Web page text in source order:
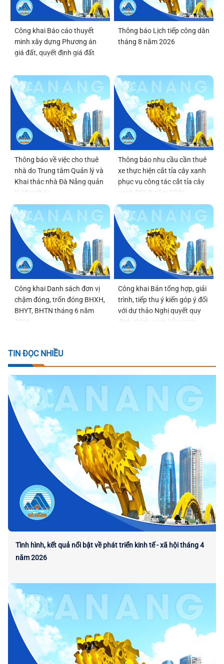
Công khai Báo cáo thuyết
minh xây dựng Phương án
giá đất, quyết định giá đất
Thông báo Lịch tiếp công dân
tháng 8 năm 2026
Thông báo về việc cho thuê
nhà do Trung tâm Quản lý và
Khai thác nhà Đà Nẵng quản
lý, khai thác
Thông báo nhu cầu cần thuê
xe thực hiện cắt tỉa cây xanh
phục vụ công tác cắt tỉa cây
xanh PCLB năm 2026
Công khai Danh sách đơn vị
chậm đóng, trốn đóng BHXH,
BHYT, BHTN tháng 6 năm
2026
Công khai Bản tổng hợp, giải
trình, tiếp thu ý kiến góp ý đối
với dự thảo Nghị quyết quy
định chính sách hỗ trợ tài
TIN ĐỌC NHIỀU
Tình hình, kết quả nổi bật về phát triển kinh tế - xã hội tháng 4
năm 2026